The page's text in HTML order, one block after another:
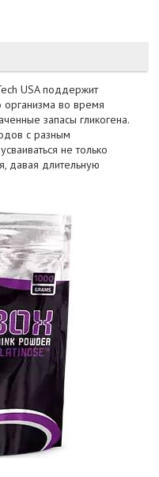
USA поддержит
организма во время
запасы гликогена.
с разным
не только
давая длительную